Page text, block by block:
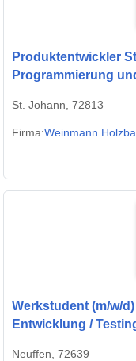
Produktentwickler
Programmierung
St. Johann, 72813
Firma:Weinmann
Werkstudent (m/w/
Entwicklung /
Neuffen, 72639